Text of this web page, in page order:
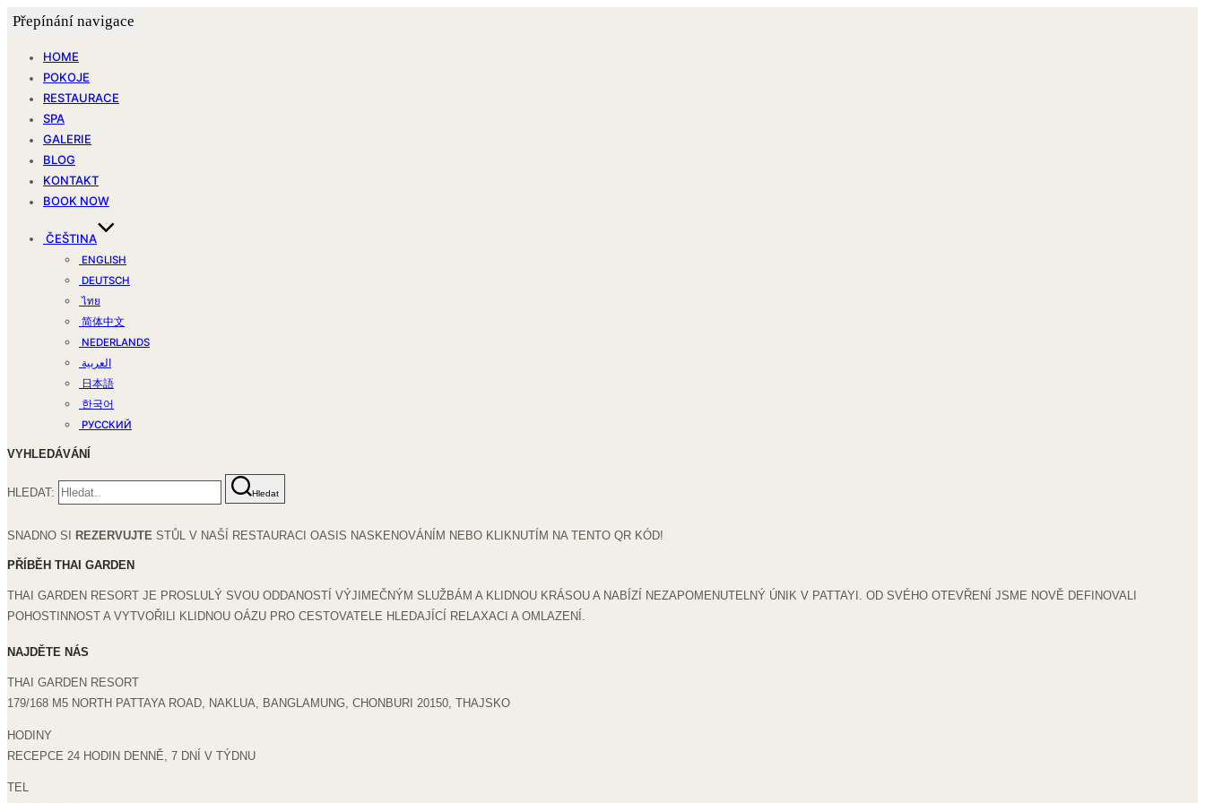
Přepínání navigace
HOME
POKOJE
RESTAURACE
SPA
GALERIE
BLOG
KONTAKT
BOOK NOW
ČEŠTINA
ENGLISH
DEUTSCH
ไทย
简体中文
NEDERLANDS
العربية
日本語
한국어
РУССКИЙ
VYHLEDÁVÁNÍ
HLEDAT: Hledat
SNADNO SI REZERVUJTE STŮL V NAŠÍ RESTAURACI OASIS NASKENOVÁNÍM NEBO KLIKNUTÍM NA TENTO QR KÓD!
PŘÍBĚH THAI GARDEN
THAI GARDEN RESORT JE PROSLULÝ SVOU ODDANOSTÍ VÝJIMEČNÝM SLUŽBÁM A KLIDNOU KRÁSOU A NABÍZÍ NEZAPOMENUTELNÝ ÚNIK V PATTAYI. OD SVÉHO OTEVŘENÍ JSME NOVĚ DEFINOVALI
POHOSTINNOST A VYTVOŘILI KLIDNOU OÁZU PRO CESTOVATELE HLEDAJÍCÍ RELAXACI A OMLAZENÍ.
NAJDĚTE NÁS
THAI GARDEN RESORT
179/168 M5 NORTH PATTAYA ROAD, NAKLUA, BANGLAMUNG, CHONBURI 20150, THAJSKO
HODINY
RECEPCE 24 HODIN DENNĚ, 7 DNÍ V TÝDNU
TEL